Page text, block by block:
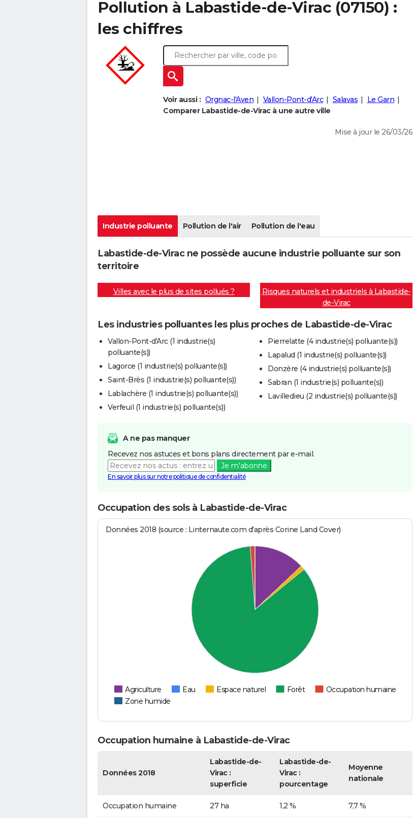
Pollution à Labastide-de-Virac (07150) :
les chiffres
Voir aussi : Orgnac-l'Aven Vallon-Pont-d'Arc Salavas
Le Garn
Comparer Labastide-de-Virac à une autre ville
Mise à jour le 26/03/26
Industrie polluante Pollution de l'air Pollution de l'eau
Labastide-de-Virac ne possède aucune industrie polluante sur son
territoire
Villes avec le plus de sites pollués ?
Risques naturels et industriels à Labastide-
de-Virac
Les industries polluantes les plus proches de Labastide-de-Virac
Vallon-Pont-d'Arc (1 industrie(s)
polluante(s))
Lagorce (1 industrie(s) polluante(s))
Saint-Brès (1 industrie(s) polluante(s))
Lablachère (1 industrie(s) polluante(s))
Verfeuil (1 industrie(s) polluante(s))
Pierrelatte (4 industrie(s) polluante(s))
Lapalud (1 industrie(s) polluante(s))
Donzère (4 industrie(s) polluante(s))
Sabran (1 industrie(s) polluante(s))
Lavilledieu (2 industrie(s) polluante(s))
A ne pas manquer
Recevez nos astuces et bons plans directement par e-mail.
Je m'abonne
En savoir plus sur notre politique de confidentialité
Occupation des sols à Labastide-de-Virac
Données 2018 (source : Linternaute.com d'après Corine Land Cover)
Agriculture Eau Espace naturel Forêt
Occupation humaine
Zone humide
Occupation humaine à Labastide-de-Virac
Données 2018
Labastide-de-
Virac :
superficie
Labastide-de-
Virac :
pourcentage
Moyenne
nationale
Occupation humaine 27 ha 1,2 % 7,7 %